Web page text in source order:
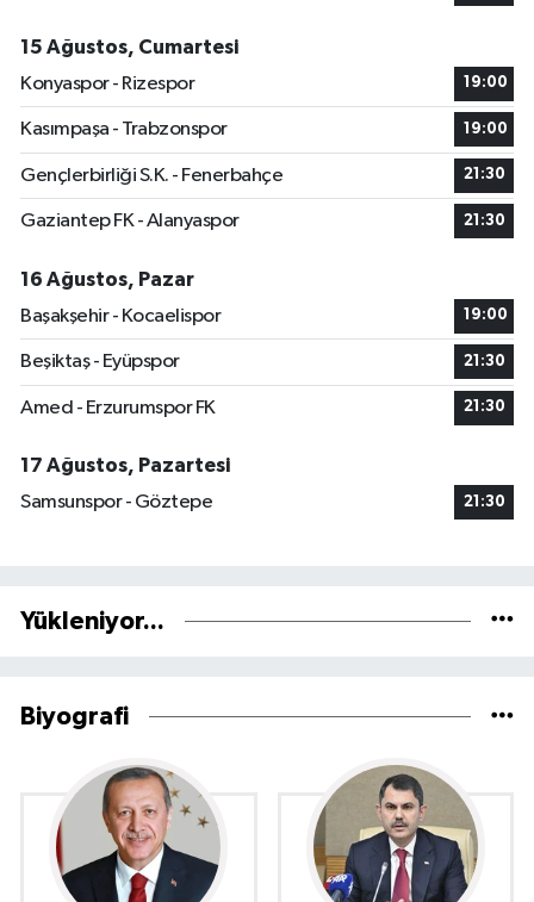
15 Ağustos, Cumartesi
Konyaspor - Rizespor
19:00
Kasımpaşa - Trabzonspor 19:00
Gençlerbirliği S.K. - Fenerbahçe 21:30
Gaziantep FK - Alanyaspor 21:30
16 Ağustos, Pazar
Başakşehir - Kocaelispor
19:00
Beşiktaş - Eyüpspor 21:30
Amed - Erzurumspor FK 21:30
17 Ağustos, Pazartesi
Samsunspor - Göztepe
21:30
Yükleniyor...
Biyografi